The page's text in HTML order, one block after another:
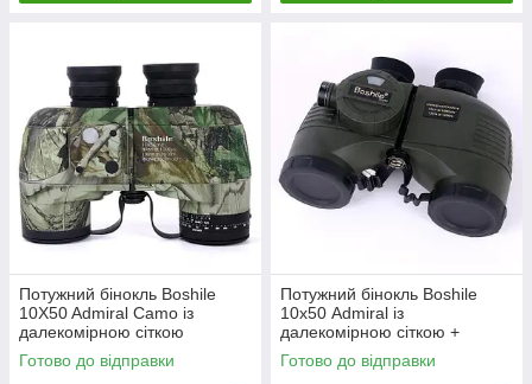
Потужний бінокль Boshile
10X50 Admiral Camo із
далекомірною сіткою
(Камуфляж)
Готово до відправки
Потужний бінокль Boshile
10х50 Admiral із
далекомірною сіткою +
компас
Готово до відправки